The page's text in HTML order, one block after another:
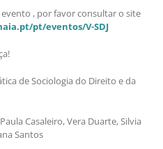
, por favor consultar o site
pt/eventos/V-SDJ
de Sociologia do Direito e da
Casaleiro, Vera Duarte, Silvia
Santos